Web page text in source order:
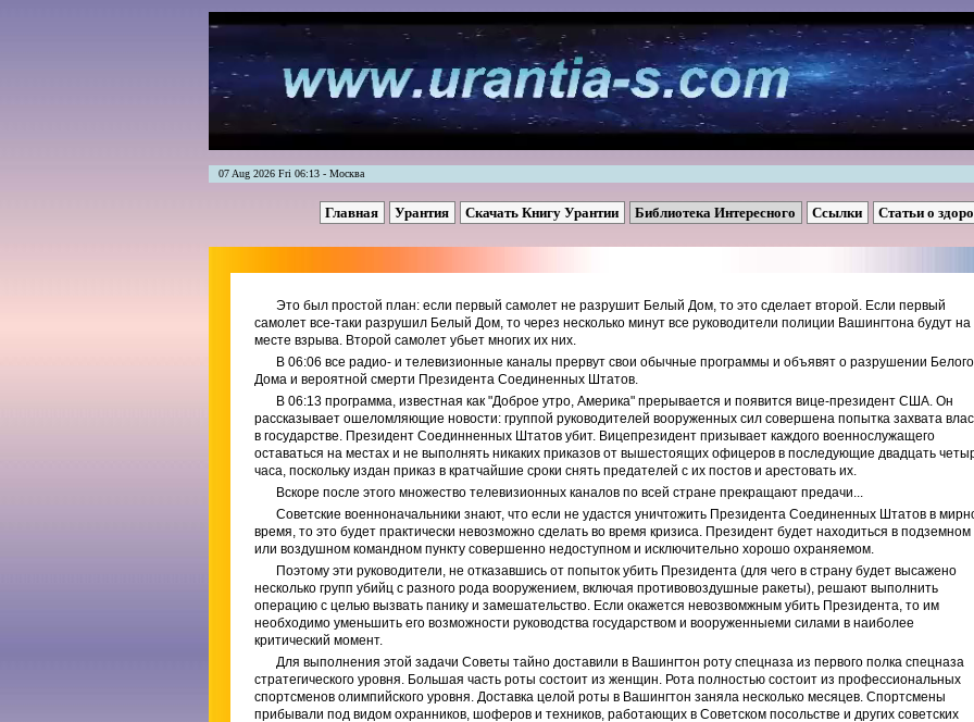
07 Aug 2026 Fri 06:13 - Москва
Главная Урантия Скачать Книгу Урантии Библиотека Интересного Ссылки Статьи о
Это был простой план: если первый самолет не разрушит Белый Дом, то это сделает второй. Если первый
самолет все-таки разрушил Белый Дом, то через несколько минут все руководители полиции Вашингтона будут на
месте взрыва. Второй самолет убьет многих их них.
В 06:06 все радио- и телевизионные каналы прервут свои обычные программы и объявят о разрушении Белого
Дома и вероятной смерти Президента Соединенных Штатов.
В 06:13 программа, известная как "Доброе утро, Америка" прерывается и появится вице-президент США. Он
рассказывает ошеломляющие новости: группой руководителей вооруженных сил совершена попытка захвата
в государстве. Президент Соединненных Штатов убит. Вицепрезидент призывает каждого военнослужащего
оставаться на местах и не выполнять никаких приказов от вышестоящих офицеров в последующие двадцать
часа, поскольку издан приказ в кратчайшие сроки снять предателей с их постов и арестовать их.
Вскоре после этого множество телевизионных каналов по всей стране прекращают предачи...
Советские военноначальники знают, что если не удастся уничтожить Президента Соединенных Штатов в
время, то это будет практически невозможно сделать во время кризиса. Президент будет находиться в подземном
или воздушном командном пункту совершенно недоступном и исключительно хорошо охраняемом.
Поэтому эти руководители, не отказавшись от попыток убить Президента (для чего в страну будет высажено
несколько групп убийц с разного рода вооружением, включая противовоздушные ракеты), решают выполнить
операцию с целью вызвать панику и замешательство. Если окажется невозвомжным убить Президента, то им
необходимо уменьшить его возможности руководства государством и вооруженныеми силами в наиболее
критический момент.
Для выполнения этой задачи Советы тайно доставили в Вашингтон роту спецназа из первого полка спецназа
стратегического уровня. Большая часть роты состоит из женщин. Рота полностью состоит из профессиональных
спортсменов олимпийского уровня. Доставка целой роты в Вашингтон заняла несколько месяцев. Спортсмены
прибывали под видом охранников, шоферов и техников, работающих в Советском посольстве и других советских